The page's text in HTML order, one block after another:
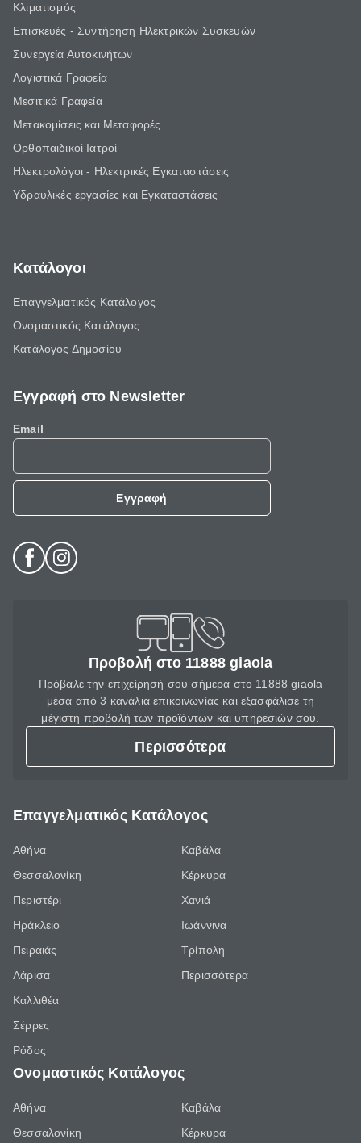
Κλιματισμός
Επισκευές - Συντήρηση Ηλεκτρικών Συσκευών
Συνεργεία Αυτοκινήτων
Λογιστικά Γραφεία
Μεσιτικά Γραφεία
Μετακομίσεις και Μεταφορές
Ορθοπαιδικοί Ιατροί
Ηλεκτρολόγοι - Ηλεκτρικές Εγκαταστάσεις
Υδραυλικές εργασίες και Εγκαταστάσεις
Κατάλογοι
Επαγγελματικός Κατάλογος
Ονομαστικός Κατάλογος
Κατάλογος Δημοσίου
Εγγραφή στο Newsletter
Email
Εγγραφή
Προβολή στο 11888 giaola
Πρόβαλε την επιχείρησή σου σήμερα στο 11888 giaola
μέσα από 3 κανάλια επικοινωνίας και εξασφάλισε τη
μέγιστη προβολή των προϊόντων και υπηρεσιών σου.
Περισσότερα
Επαγγελματικός Κατάλογος
Αθήνα
Θεσσαλονίκη
Περιστέρι
Ηράκλειο
Πειραιάς
Λάρισα
Καλλιθέα
Σέρρες
Ρόδος
Καβάλα
Κέρκυρα
Χανιά
Ιωάννινα
Τρίπολη
Περισσότερα
Ονομαστικός Κατάλογος
Αθήνα
Θεσσαλονίκη
Καβάλα
Κέρκυρα